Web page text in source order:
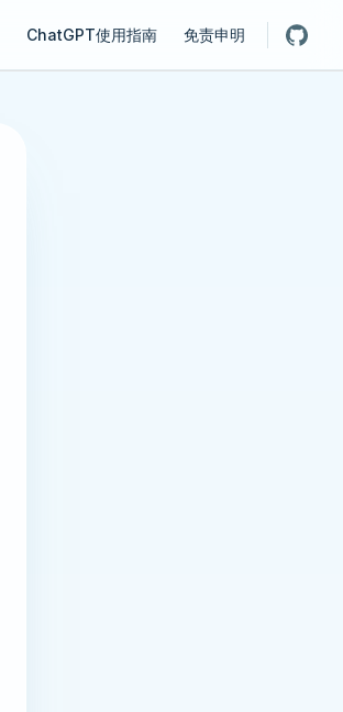
ChatGPT使用指南 免责申明